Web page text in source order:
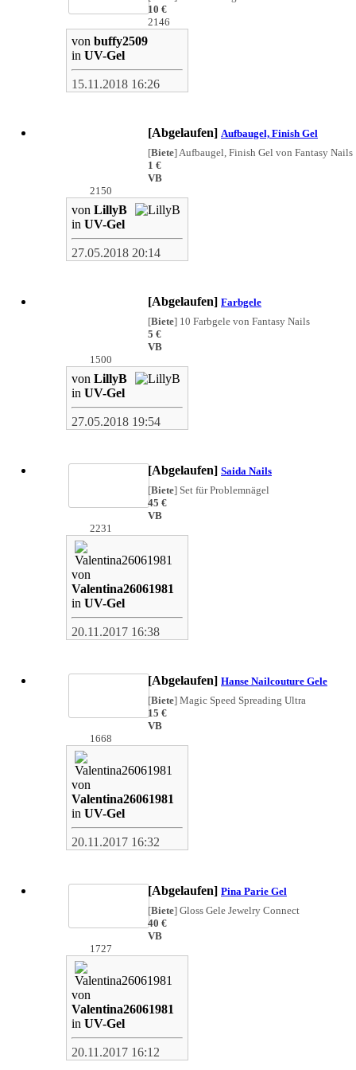
10 €
2146
von buffy2509
in UV-Gel
15.11.2018 16:26
[Abgelaufen] Aufbaugel, Finish Gel
[Biete] Aufbaugel, Finish Gel von Fantasy Nails
1 €
VB
2150
von LillyB
in UV-Gel
27.05.2018 20:14
[Abgelaufen] Farbgele
[Biete] 10 Farbgele von Fantasy Nails
5 €
VB
1500
von LillyB
in UV-Gel
27.05.2018 19:54
[Abgelaufen] Saida Nails
[Biete] Set für Problemnägel
45 €
VB
2231
von
Valentina26061981
in UV-Gel
20.11.2017 16:38
[Abgelaufen] Hanse Nailcouture Gele
[Biete] Magic Speed Spreading Ultra
15 €
VB
1668
von
Valentina26061981
in UV-Gel
20.11.2017 16:32
[Abgelaufen] Pina Parie Gel
[Biete] Gloss Gele Jewelry Connect
40 €
VB
1727
von
Valentina26061981
in UV-Gel
20.11.2017 16:12